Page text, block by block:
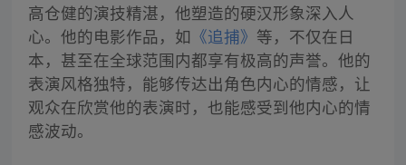
高仓健的演技精湛，他塑造的硬汉形象深入人
心。他的电影作品，如 《追捕》 等，不仅在日
本，甚至在全球范围内都享有极高的声誉。他的
表演风格独特，能够传达出角色内心的情感，让
观众在欣赏他的表演时，也能感受到他内心的情
感波动。